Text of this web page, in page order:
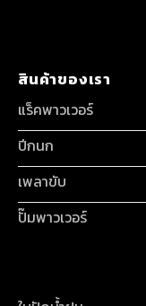
สินค้าของเรา
แร็คพาวเวอร์
ปีกนก
เพลาขับ
ปั๊มพาวเวอร์